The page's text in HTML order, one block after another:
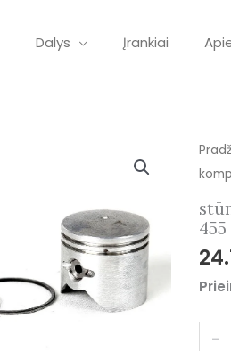
Dalys Įrankiai
455
-
455